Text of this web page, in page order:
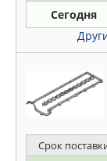
Сегодня
Срок